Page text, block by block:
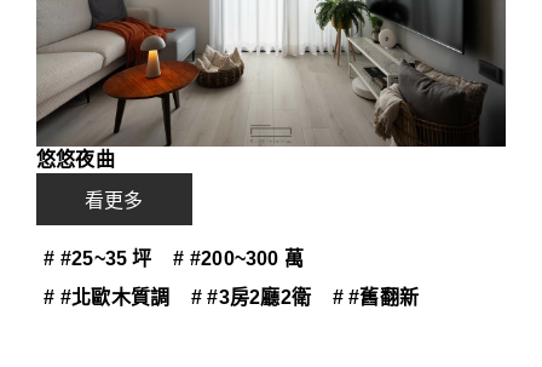
悠悠夜曲
看更多
# #25~35 坪
# #200~300 萬
# #北歐木質調
# #3房2廳2衛 # #舊翻新